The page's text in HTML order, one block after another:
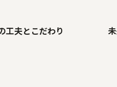
工夫とこだわり